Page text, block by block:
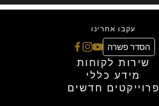
פרוייקטים חדשים
מידע כללי
שירות לקוחות
עקבו אחרינו
הסדר פשרה